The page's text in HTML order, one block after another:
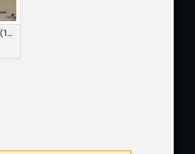
Трудный ребенок (1990)